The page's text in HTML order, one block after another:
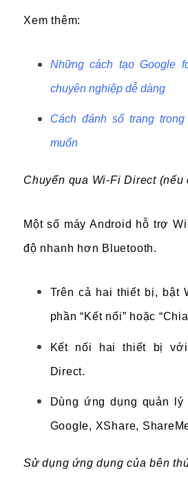
Xem thêm:
Những cách tạo Google
chuyên nghiệp dễ dàng
Cách đánh số trang
muốn
Chuyển qua Wi-Fi Direct (nếu
Một số máy Android hỗ trợ
độ nhanh hơn Bluetooth.
Trên cả hai thiết bị, bật
phần “Kết nối” hoặc
Kết nối hai thiết bị
Direct.
Dùng ứng dụng quản
Google, XShare,
Sử dụng ứng dụng của bên